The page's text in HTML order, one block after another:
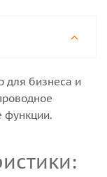
для бизнеса и
функции.